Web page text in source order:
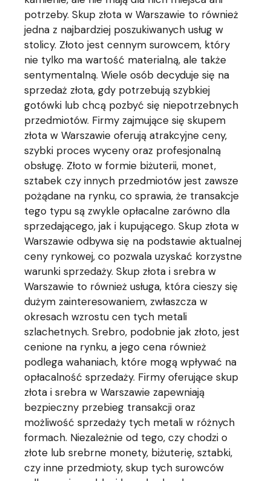
potrzeby. Skup złota w Warszawie to również
jedna z najbardziej poszukiwanych usług w
stolicy. Złoto jest cennym surowcem, który
nie tylko ma wartość materialną, ale także
sentymentalną. Wiele osób decyduje się na
sprzedaż złota, gdy potrzebują szybkiej
gotówki lub chcą pozbyć się niepotrzebnych
przedmiotów. Firmy zajmujące się skupem
złota w Warszawie oferują atrakcyjne ceny,
szybki proces wyceny oraz profesjonalną
obsługę. Złoto w formie biżuterii, monet,
sztabek czy innych przedmiotów jest zawsze
pożądane na rynku, co sprawia, że transakcje
tego typu są zwykle opłacalne zarówno dla
sprzedającego, jak i kupującego. Skup złota w
Warszawie odbywa się na podstawie aktualnej
ceny rynkowej, co pozwala uzyskać korzystne
warunki sprzedaży. Skup złota i srebra w
Warszawie to również usługa, która cieszy się
dużym zainteresowaniem, zwłaszcza w
okresach wzrostu cen tych metali
szlachetnych. Srebro, podobnie jak złoto, jest
cenione na rynku, a jego cena również
podlega wahaniach, które mogą wpływać na
opłacalność sprzedaży. Firmy oferujące skup
złota i srebra w Warszawie zapewniają
bezpieczny przebieg transakcji oraz
możliwość sprzedaży tych metali w różnych
formach. Niezależnie od tego, czy chodzi o
złote lub srebrne monety, biżuterię, sztabki,
czy inne przedmioty, skup tych surowców